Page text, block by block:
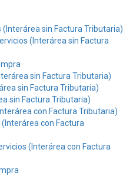
(Interárea sin Factura Tributaria)
(Interárea sin Factura
sin Factura Tributaria)
sin Factura Tributaria)
sin Factura Tributaria)
con Factura Tributaria)
con Factura
(Interárea con Factura